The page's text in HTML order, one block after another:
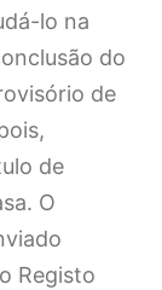
lo na
do
de
de
O
Registo